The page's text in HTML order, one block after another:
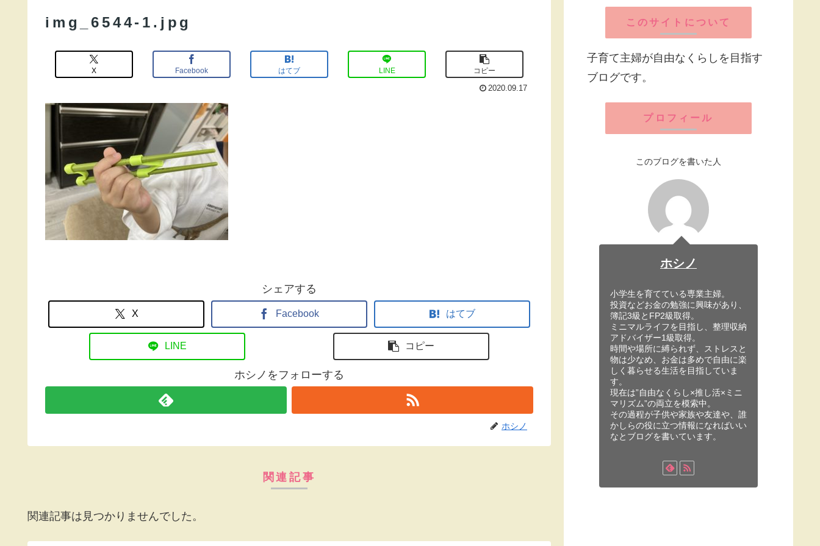
img_6544-1.jpg
X Facebook はてブ LINE コピー
2020.09.17
シェアする
X Facebook はてブ
LINE コピー
ホシノをフォローする
ホシノ
関連記事
関連記事は見つかりませんでした。
このサイトについて
子育て主婦が自由なくらしを目指す
ブログです。
プロフィール
このブログを書いた人
ホシノ
小学生を育てている専業主婦。
投資などお金の勉強に興味があり、
簿記3級とFP2級取得。
ミニマルライフを目指し、整理収納
アドバイザー1級取得。
時間や場所に縛られず、ストレスと
物は少なめ、お金は多めで自由に楽
しく暮らせる生活を目指していま
す。
現在は”自由なくらし×推し活×ミニ
マリズム”の両立を模索中。
その過程が子供や家族や友達や、誰
かしらの役に立つ情報になればいい
なとブログを書いています。